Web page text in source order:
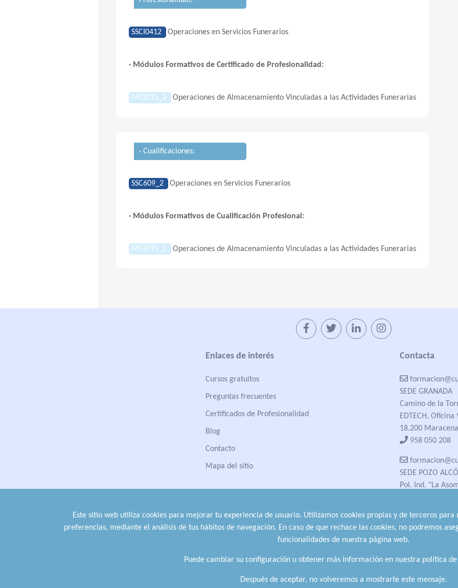
SSCI0412 Operaciones en Servicios Funerarios
· Módulos Formativos de Certificado de Profesionalidad:
MF2015_2 Operaciones de Almacenamiento Vinculadas a las Actividades Funerarias
· Cualificaciones:
SSC609_2 Operaciones en Servicios Funerarios
· Módulos Formativos de Cualificación Profesional:
MF2015_2 Operaciones de Almacenamiento Vinculadas a las Actividades Funerarias
Enlaces de interés
Cursos gratuitos
Preguntas frecuentes
Certificados de Profesionalidad
Blog
Contacto
Mapa del sitio
Contacta
SEDE GRANADA
Camino de la
EDTECH, Oficina
18.200
958 050 208
SEDE POZO
Pol. Ind. "La
Este sitio web utiliza cookies para mejorar tu experiencia de usuario. Utilizamos cookies propias y de terceros
preferencias, mediante el análisis de tus hábitos de navegación. En caso de que rechace las cookies, no podremos
funcionalidades de nuestra página web.
Puede cambiar su configuración u obtener más información en nuestra política
Después de aceptar, no volveremos a mostrarte este mensaje.